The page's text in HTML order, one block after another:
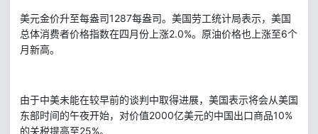
美元金价升至每盎司 1287每盎司。美国劳工统计局表示，美国
总体消费者价格指数在四月份上涨2.0%。原油价格也上涨至6个
月新高。
由于中美未能在较早前的谈判中取得进展，美国表示将会从美国
东部时间的午夜开始，对价值2000亿美元的中国出口商品10%
的关税提高至25%。